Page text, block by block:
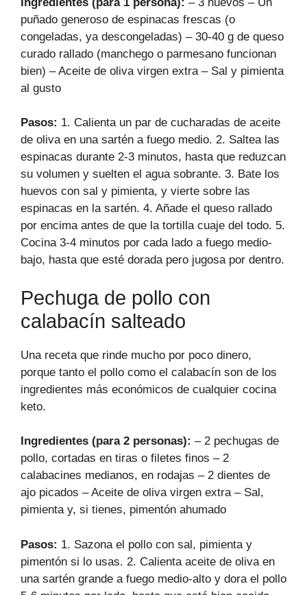
puñado generoso de espinacas frescas (o
congeladas, ya descongeladas) – 30-40 g de queso
curado rallado (manchego o parmesano funcionan
bien) – Aceite de oliva virgen extra – Sal y pimienta
al gusto
Pasos: 1. Calienta un par de cucharadas de aceite
de oliva en una sartén a fuego medio. 2. Saltea las
espinacas durante 2-3 minutos, hasta que reduzcan
su volumen y suelten el agua sobrante. 3. Bate los
huevos con sal y pimienta, y vierte sobre las
espinacas en la sartén. 4. Añade el queso rallado
por encima antes de que la tortilla cuaje del todo. 5.
Cocina 3-4 minutos por cada lado a fuego medio-
bajo, hasta que esté dorada pero jugosa por dentro.
Pechuga de pollo con
calabacín salteado
Una receta que rinde mucho por poco dinero,
porque tanto el pollo como el calabacín son de los
ingredientes más económicos de cualquier cocina
keto.
Ingredientes (para 2 personas): – 2 pechugas de
pollo, cortadas en tiras o filetes finos – 2
calabacines medianos, en rodajas – 2 dientes de
ajo picados – Aceite de oliva virgen extra – Sal,
pimienta y, si tienes, pimentón ahumado
Pasos: 1. Sazona el pollo con sal, pimienta y
pimentón si lo usas. 2. Calienta aceite de oliva en
una sartén grande a fuego medio-alto y dora el pollo